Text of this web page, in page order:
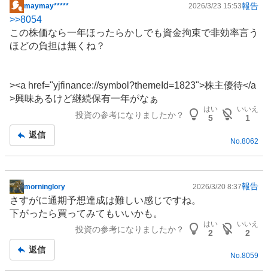
掲
示
板
記
maymay***** 2026/3/23 15:53報告
>>8054
この株価なら一年ほったらかしでも資金拘束で非効率言う
ほどの負担は無くね？
><a href="yjfinance://symbol?themeId=1823">株主優待</a
>興味あるけど継続保有一年がなぁ
投資の参考になりましたか？
はい
5
いいえ
1
返信
No. 8062
掲
示
板
morninglory 2026/3/20 8:37報告
さすがに通期予想達成は難しい感じですね。
下がったら買ってみてもいいかも。
投資の参考になりましたか？
はい
2
いいえ
2
返信
No.8059